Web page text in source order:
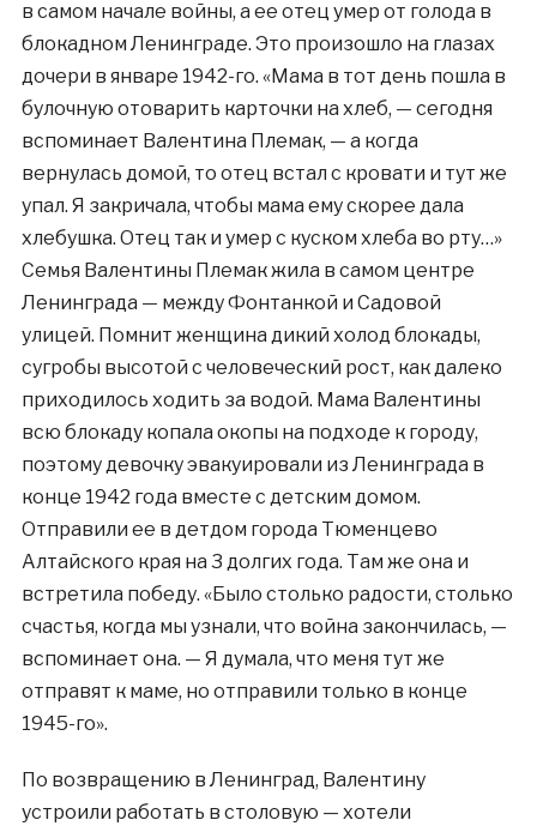
в самом начале войны, а ее отец умер от голода в
блокадном Ленинграде. Это произошло на глазах
дочери в январе 1942-го. «Мама в тот день пошла в
булочную отоварить карточки на хлеб, — сегодня
вспоминает Валентина Племак, — а когда
вернулась домой, то отец встал с кровати и тут же
упал. Я закричала, чтобы мама ему скорее дала
хлебушка. Отец так и умер с куском хлеба во рту…»
Семья Валентины Племак жила в самом центре
Ленинграда — между Фонтанкой и Садовой
улицей. Помнит женщина дикий холод блокады,
сугробы высотой с человеческий рост, как далеко
приходилось ходить за водой. Мама Валентины
всю блокаду копала окопы на подходе к городу,
поэтому девочку эвакуировали из Ленинграда в
конце 1942 года вместе с детским домом.
Отправили ее в детдом города Тюменцево
Алтайского края на 3 долгих года. Там же она и
встретила победу. «Было столько радости, столько
счастья, когда мы узнали, что война закончилась, —
вспоминает она. — Я думала, что меня тут же
отправят к маме, но отправили только в конце
1945-го».
По возвращению в Ленинград, Валентину
устроили работать в столовую — хотели